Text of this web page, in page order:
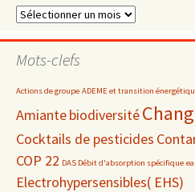
Dossiers
date
Mots-clefs
Actions de groupe ADEME et transition
Amiantebiodiversité
Cocktails de pesticides
COP 22 DAS Débit d'absorption spécifique
Electrohypersensibles( EHS)